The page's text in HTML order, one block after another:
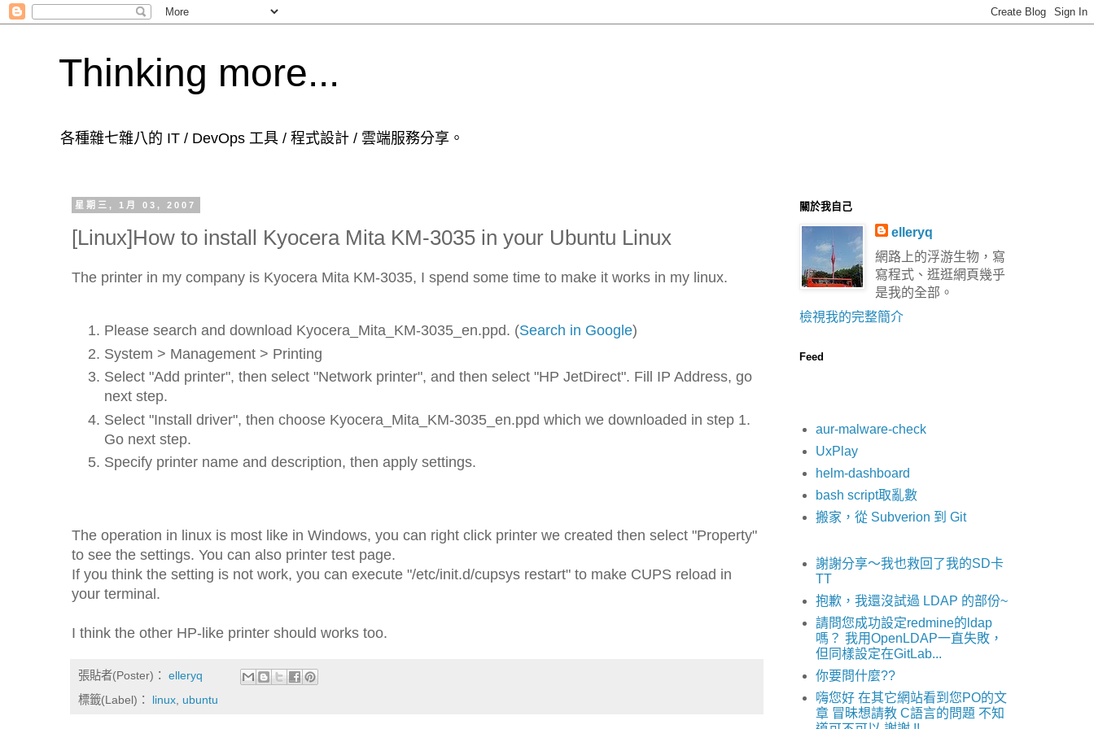
Thinking more...
各種雜七雜八的 IT / DevOps 工具 / 程式設計 / 雲端服務分享。
星期三, 1月 03, 2007
[Linux]How to install Kyocera Mita KM-3035 in your Ubuntu Linux
The printer in my company is Kyocera Mita KM-3035, I spend some time to make it works in my linux.
Please search and download Kyocera_Mita_KM-3035_en.ppd. (Search in Google)
System > Management > Printing
Select "Add printer", then select "Network printer", and then select "HP JetDirect". Fill IP Address, go
next step.
Select "Install driver", then choose Kyocera_Mita_KM-3035_en.ppd which we downloaded in step 1.
Go next step.
Specify printer name and description, then apply settings.
The operation in linux is most like in Windows, you can right click printer we created then select "Property"
to see the settings. You can also printer test page.
If you think the setting is not work, you can execute "/etc/init.d/cupsys restart" to make CUPS reload in
your terminal.
I think the other HP-like printer should works too.
張貼者(Poster)： elleryq
標籤(Label)： linux ubuntu
關於我自己
elleryq
網路上的浮游生物，寫
寫程式、逛逛網頁幾乎
是我的全部。
檢視我的完整簡介
Feed
aur-malware-check
UxPlay
helm-dashboard
bash script取亂數
搬家，從 Subverion 到 Git
謝謝分享～我也救回了我的SD卡
TT
抱歉，我還沒試過 LDAP 的部份~
請問您成功設定redmine的ldap
嗎？ 我用OpenLDAP一直失敗，
但同樣設定在GitLab...
你要問什麼??
嗨您好 在其它網站看到您PO的文
章 冒昧想請教 C語言的問題 不知